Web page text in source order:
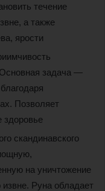
течение
а также
ярости
задача —
Позволяет
здоровье
скандинавского
на уничтожение
извне. Руна обладает